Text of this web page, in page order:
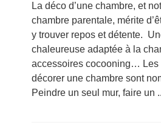
La déco d’une chambre, et
chambre parentale, mérite
y trouver repos et détente.
chaleureuse adaptée à la
accessoires cocooning… Les
décorer une chambre sont
Peindre un seul mur, faire un